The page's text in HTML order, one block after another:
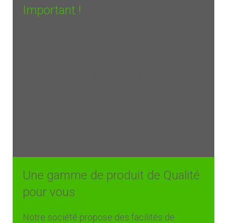
Important !
Une gamme de produit de Qualité
pour vous
Notre société propose des facilités de